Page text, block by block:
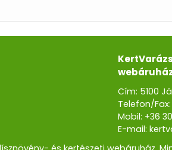
Cím: 5100
Telefon/Fax:
Mobil: +36
E-mail: